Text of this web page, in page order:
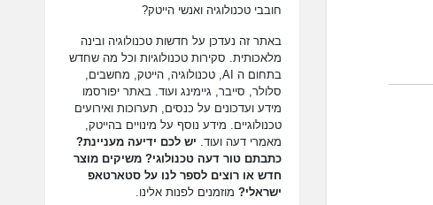
חובבי טכנולוגיה ואנשי הייטק?
באתר זה נעדכן על חדשות טכנולוגיה ובינה
מלאכותית. סקירות טכנולוגיות וכל מה שחדש
בתחום ה AI, טכנולוגיה, הייטק, מחשבים,
סלולר, סייבר, גיימינג ועוד. באתר יפורסמו
מידע ועדכונים על כנסים, תערוכות ואירועים
טכנולוגיים. מידע נוסף על מינויים בהייטק,
מאמרי דעה ועוד. יש לכם ידיעה מעניינת?
כתבתם טור דעה טכנולוגי? משיקים מוצר
חדש או רוצים לספר לנו על סטארטאפ
ישראלי? מוזמנים לפנות אלינו.